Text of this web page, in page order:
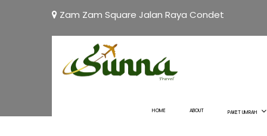
Zam Zam Square Jalan Raya Condet
HOME ABOUT PAKET UMRAH
November 25, 2024